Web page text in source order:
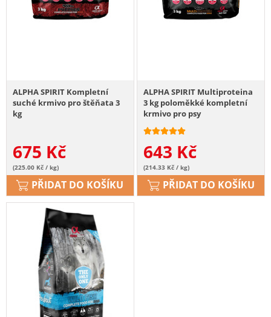
ALPHA SPIRIT Kompletní
suché krmivo pro štěňata 3
kg
675 Kč
(225.00 Kč / kg)
PŘIDAT DO KOŠÍKU
ALPHA SPIRIT Multiproteina
3 kg poloměkké kompletní
krmivo pro psy
643 Kč
(214.33 Kč / kg)
PŘIDAT DO KOŠÍKU